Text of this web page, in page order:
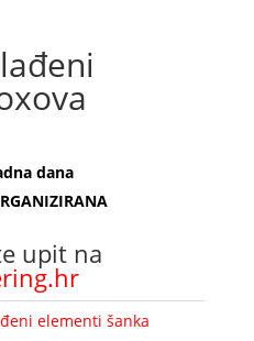
dana
upit na
elementi šanka